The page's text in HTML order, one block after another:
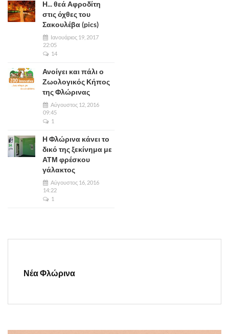
Η... θεά Αφροδίτη
στις όχθες του
Σακουλέβα (pics)
Ιανουάριος 19, 2017
22:05
14
Ανοίγει και πάλι ο
Ζωολογικός Κήπος
της Φλώρινας
Αύγουστος 12, 2016
09:45
1
Η Φλώρινα κάνει το
δικό της ξεκίνημα με
ΑΤΜ φρέσκου
γάλακτος
Αύγουστος 16, 2016
14:22
1
Νέα Φλώρινα